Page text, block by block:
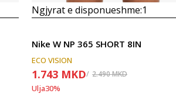
Ngjyrat e disponueshme:1
Nike W NP 365 SHORT 8IN
ECO VISION
1.743 MKD 2.490MKD
Ulja30%